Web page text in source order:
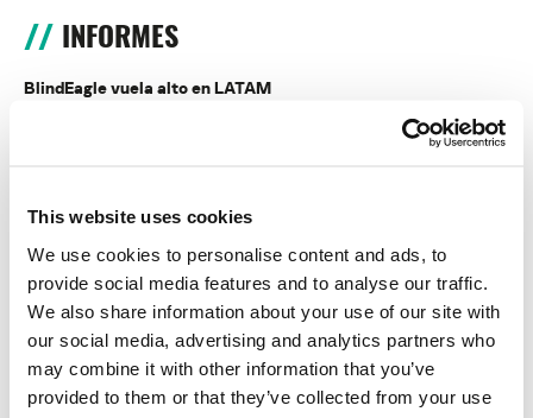
This website uses cookies
We use cookies to personalise content and ads, to
provide social media features and to analyse our traffic.
We also share information about your use of our site with
our social media, advertising and analytics partners who
may combine it with other information that you’ve
provided to them or that they’ve collected from your use
INFORMES
BlindEagle vuela alto en LATAM
Kaspersky proporciona información sobre la actividad y los TTPs
del APT BlindEagle. Grupo que apunta a organizaciones e
Tácticas, técnicas y procedimientos (TTPs) de los grupos de
APT asiáticos modernos
MosaicRegressor: acechando en las sombras de UEFI
RevengeHotels: cibercrimen dirigido a recepciones de hotel